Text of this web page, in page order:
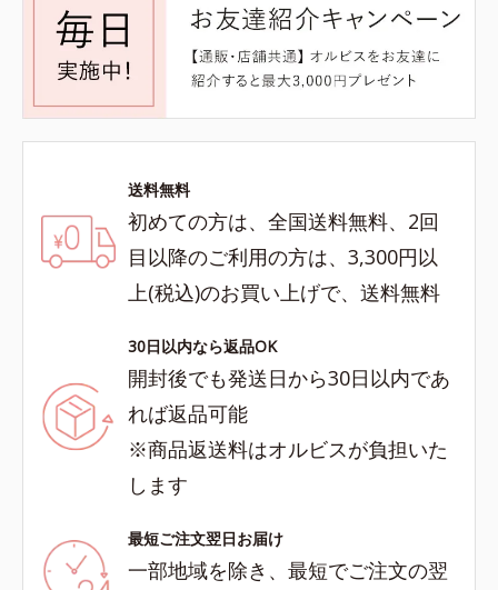
送料無料
初めての方は、全国送料無料、2回
目以降のご利用の方は、3,300円以
上(税込)のお買い上げで、送料無料
30日以内なら返品OK
開封後でも発送日から30日以内であ
れば返品可能
※商品返送料はオルビスが負担いた
します
最短ご注文翌日お届け
一部地域を除き、最短でご注文の翌